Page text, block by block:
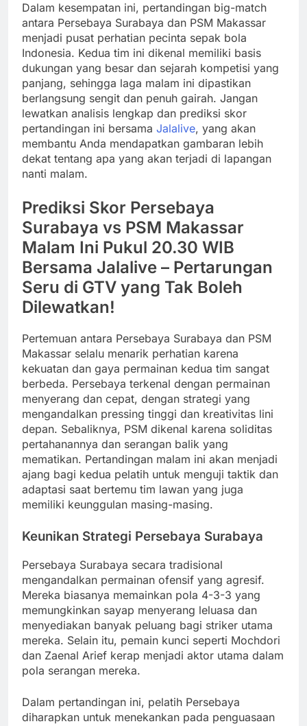
Dalam kesempatan ini, pertandingan big-match
antara Persebaya Surabaya dan PSM Makassar
menjadi pusat perhatian pecinta sepak bola
Indonesia. Kedua tim ini dikenal memiliki basis
dukungan yang besar dan sejarah kompetisi yang
panjang, sehingga laga malam ini dipastikan
berlangsung sengit dan penuh gairah. Jangan
lewatkan analisis lengkap dan prediksi skor
pertandingan ini bersama Jalalive, yang akan
membantu Anda mendapatkan gambaran lebih
dekat tentang apa yang akan terjadi di lapangan
nanti malam.
Prediksi Skor Persebaya
Surabaya vs PSM Makassar
Malam Ini Pukul 20.30 WIB
Bersama Jalalive – Pertarungan
Seru di GTV yang Tak Boleh
Dilewatkan!
Pertemuan antara Persebaya Surabaya dan PSM
Makassar selalu menarik perhatian karena
kekuatan dan gaya permainan kedua tim sangat
berbeda. Persebaya terkenal dengan permainan
menyerang dan cepat, dengan strategi yang
mengandalkan pressing tinggi dan kreativitas lini
depan. Sebaliknya, PSM dikenal karena soliditas
pertahanannya dan serangan balik yang
mematikan. Pertandingan malam ini akan menjadi
ajang bagi kedua pelatih untuk menguji taktik dan
adaptasi saat bertemu tim lawan yang juga
memiliki keunggulan masing-masing.
Keunikan Strategi Persebaya Surabaya
Persebaya Surabaya secara tradisional
mengandalkan permainan ofensif yang agresif.
Mereka biasanya memainkan pola 4-3-3 yang
memungkinkan sayap menyerang leluasa dan
menyediakan banyak peluang bagi striker utama
mereka. Selain itu, pemain kunci seperti Mochdori
dan Zaenal Arief kerap menjadi aktor utama dalam
pola serangan mereka.
Dalam pertandingan ini, pelatih Persebaya
diharapkan untuk menekankan pada penguasaan